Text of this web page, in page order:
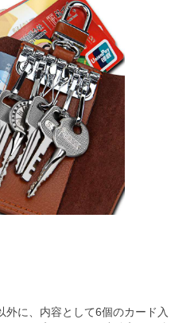
に、内容として6個のカード入